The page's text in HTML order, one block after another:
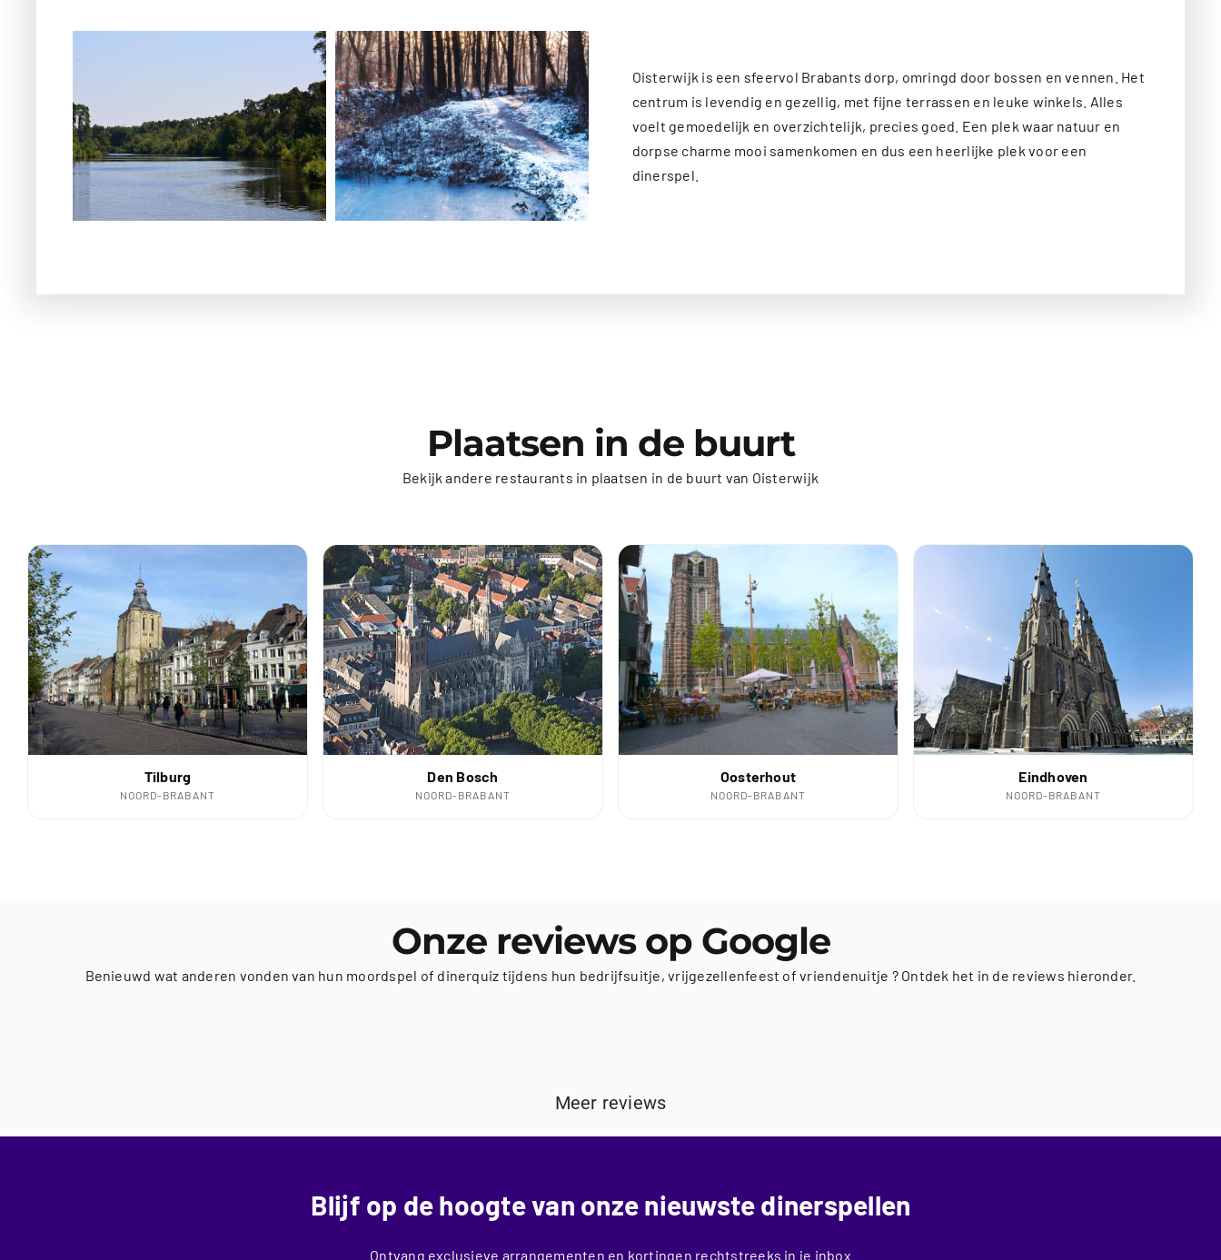
Oisterwijk is een sfeervol Brabants dorp, omringd door bossen en vennen. Het
centrum is levendig en gezellig, met fijne terrassen en leuke winkels. Alles
voelt gemoedelijk en overzichtelijk, precies goed. Een plek waar natuur en
dorpse charme mooi samenkomen en dus een heerlijke plek voor een
dinerspel.
Plaatsen in de buurt
Bekijk andere restaurants in plaatsen in de buurt van Oisterwijk
Tilburg
NOORD-BRABANT
Den Bosch
NOORD-BRABANT
Oosterhout
NOORD-BRABANT
Eindhoven
NOORD-BRABANT
Onze reviews op Google
Benieuwd wat anderen vonden van hun moordspel of dinerquiz tijdens hun bedrijfsuitje, vrijgezellenfeest of vriendenuitje ? Ontdek het in de reviews hieronder.
Meer reviews
Blijf op de hoogte van onze nieuwste dinerspellen
Ontvang exclusieve arrangementen en kortingen rechtstreeks in je inbox